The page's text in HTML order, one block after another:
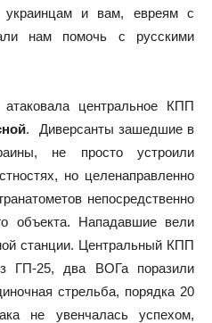
и вам, евреям с
нам помочь с русскими
центральное КПП
. Диверсанты зашедшие в
не просто устроили
но целенаправленно
непосредственно
объекта. Нападавшие вели
станции. Центральный КПП
ГП-25, два ВОГа поразили
стрельба, порядка 20
не увенчалась успехом,